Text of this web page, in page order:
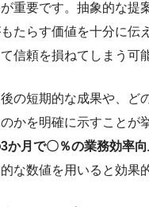
重要です。抽象的な提
たらす価値を十分に伝
信頼を損ねてしまう可
の短期的な成果や、ど
かを明確に示すことが
3か月で〇％の業務効率
な数値を用いると効果